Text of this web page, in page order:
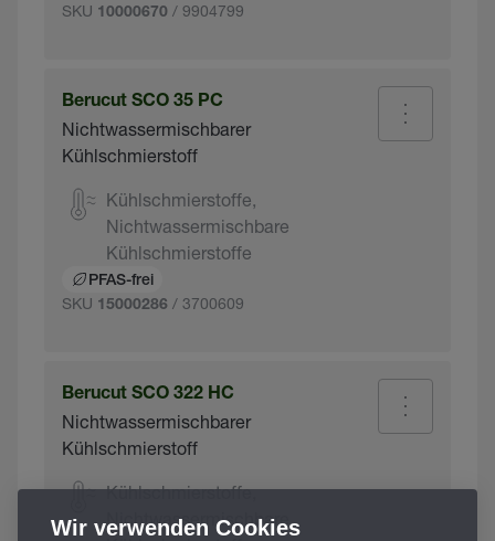
SKU 10000670 / 9904799
Berucut SCO 35 PC
Nichtwassermischbarer
Kühlschmierstoff
Kühlschmierstoffe,
Nichtwassermischbare
Kühlschmierstoffe
PFAS-frei
SKU 15000286 / 3700609
Berucut SCO 322 HC
Nichtwassermischbarer
Kühlschmierstoff
Kühlschmierstoffe,
Nichtwassermischbare
Wir verwenden Cookies